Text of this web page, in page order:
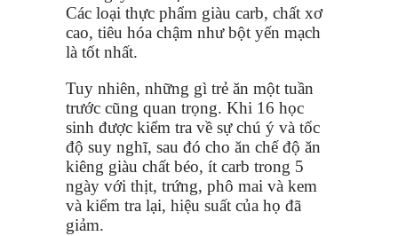
Các loại thực phẩm giàu carb, chất xơ
cao, tiêu hóa chậm như bột yến mạch
là tốt nhất.
Tuy nhiên, những gì trẻ ăn một tuần
trước cũng quan trọng. Khi 16 học
sinh được kiểm tra về sự chú ý và tốc
độ suy nghĩ, sau đó cho ăn chế độ ăn
kiêng giàu chất béo, ít carb trong 5
ngày với thịt, trứng, phô mai và kem
và kiểm tra lại, hiệu suất của họ đã
giảm.